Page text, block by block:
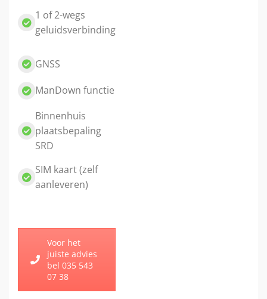
1 of 2-wegs
geluidsverbinding
GNSS
ManDown functie
Binnenhuis
plaatsbepaling
SRD
SIM kaart (zelf
aanleveren)
Voor het
juiste advies
bel 035 543
07 38